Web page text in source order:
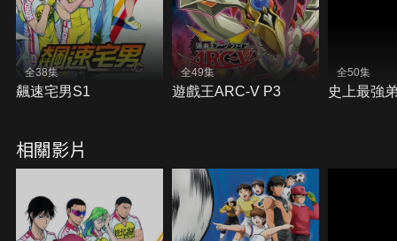
全38集
飆速宅男S1
全49集
遊戲王ARC-V P3
全50集
史上最強
相關影片